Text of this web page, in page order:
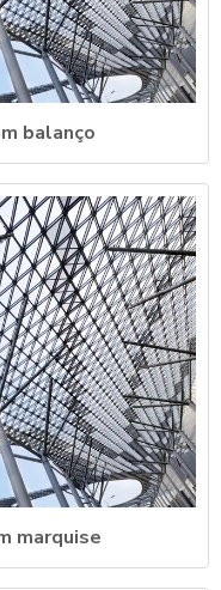
balanço
marquise